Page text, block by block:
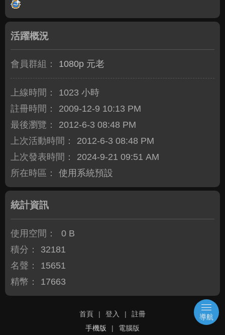
活躍概況
會員群組： 1080p 元老
上線時間：
1023 小時
註冊時間：
2009-12-9 10:13 PM
最後瀏覽：
2012-6-3 08:48 PM
上次活動時間：
2012-6-3 08:48 PM
上次發表時間：
2024-9-21 09:51 AM
所在時區：
使用系統預設
統計資訊
使用空間：
0 B
積分：
32181
名聲：
15651
精幣：
17663
首頁 | 登入 |
註冊
手機版
| 電腦版
導航